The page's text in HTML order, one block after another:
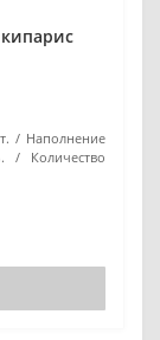
Наполнение
Количество